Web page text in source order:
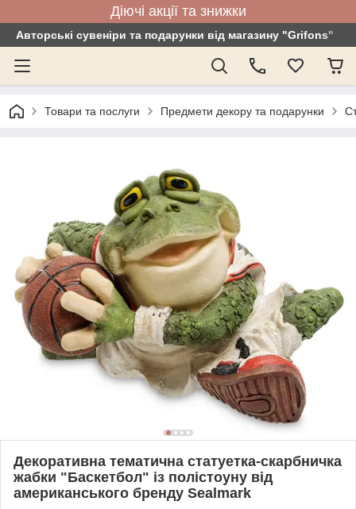
Діючі акції та знижки
Авторські сувеніри та подарунки від магазину "Grifons"
Товари та послуги Предмети декору та подарунки
Декоративна тематична статуетка-скарбничка
жабки "Баскетбол" із полістоуну від
американського бренду Sealmark